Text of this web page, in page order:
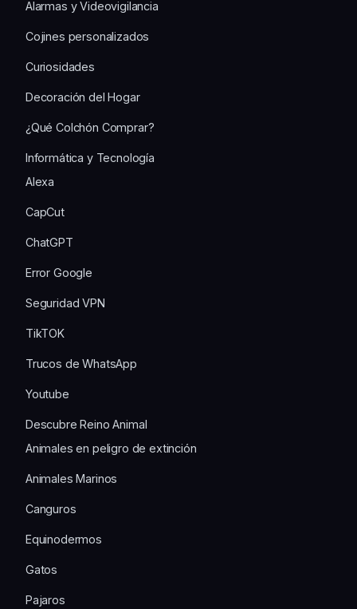
Alarmas y Videovigilancia
Cojines personalizados
Curiosidades
Decoración del Hogar
¿Qué Colchón Comprar?
Informática y Tecnología
Alexa
CapCut
ChatGPT
Error Google
Seguridad VPN
TikTOK
Trucos de WhatsApp
Youtube
Descubre Reino Animal
Animales en peligro de extinción
Animales Marinos
Canguros
Equinodermos
Gatos
Pajaros